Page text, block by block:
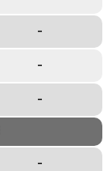
-
-
-
-